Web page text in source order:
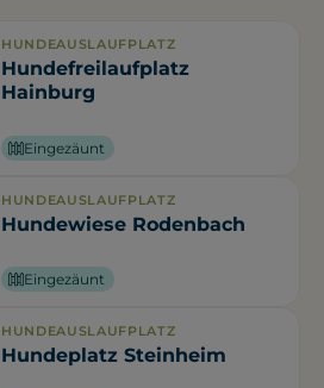
HUNDEAUSLAUFPLATZ
Hundefreilaufplatz
Hainburg
Eingezäunt
HUNDEAUSLAUFPLATZ
Hundewiese Rodenbach
Eingezäunt
HUNDEAUSLAUFPLATZ
Hundeplatz Steinheim